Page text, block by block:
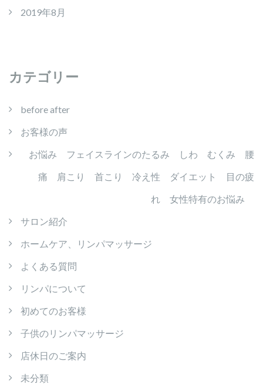
2019年8月
カテゴリー
before after
お客様の声
お悩み フェイスラインのたるみ しわ むくみ 腰
痛 肩こり 首こり 冷え性 ダイエット 目の疲
れ 女性特有のお悩み
サロン紹介
ホームケア、リンパマッサージ
よくある質問
リンパについて
初めてのお客様
子供のリンパマッサージ
店休日のご案内
未分類